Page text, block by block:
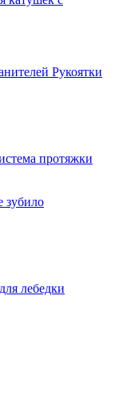
Рукоятки
протяжки
зубило
лебедки